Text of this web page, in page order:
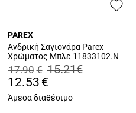
PAREX
Ανδρική Σαγιονάρα Parex
Χρώματος Μπλε 11833102.N
17.90 € 15.21€
12.53 €
Άμεσα διαθέσιμο